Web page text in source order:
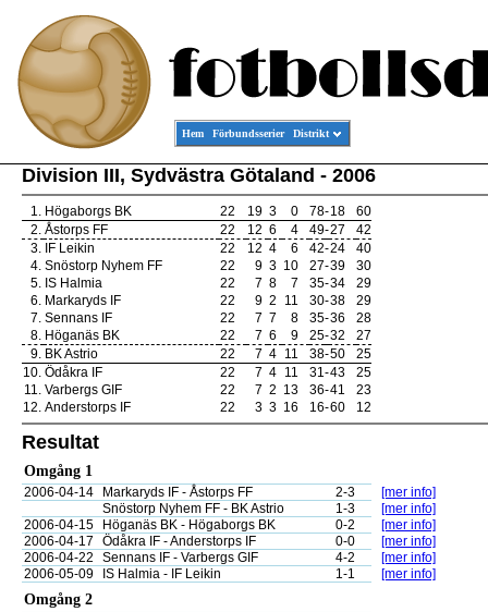
Hem Förbundsserier Distrikt
Division III, Sydvästra Götaland - 2006
1. Högaborgs BK 22 19 3 0 78-18
60
2. Åstorps FF 22 12 6 4 49-27
42
3. IF Leikin 22 12 4 6 42-24
40
4. Snöstorp Nyhem FF 22 9 3 10 27-39
30
5. IS Halmia 22 7 8 7 35-34
29
6. Markaryds IF 22 9 2 11 30-38
29
7. Sennans IF 22 7 7 8 35-36
28
8. Höganäs BK 22 7 6 9 25-32
27
9. BK Astrio 22 7 4 11 38-50
25
10. Ödåkra IF 22 7 4 11 31-43
25
11. Varbergs GIF 22 7 2 13 36-41
23
12. Anderstorps IF 22 3 3 16 16-60 12
Resultat
Omgång 1
2006-04-14 Markaryds IF - Åstorps FF 2-3
[mer info]
Snöstorp Nyhem FF - BK Astrio
1-3
[mer info]
2006-04-15
Höganäs BK - Högaborgs BK 0-2
[mer info]
2006-04-17
Ödåkra IF - Anderstorps IF 0-0
[mer info]
2006-04-22
Sennans IF - Varbergs GIF 4-2
[mer info]
2006-05-09
IS Halmia - IF Leikin 1-1 [mer info]
Omgång 2